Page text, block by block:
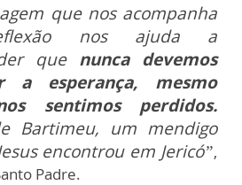
que nos acompanha
nos ajuda a
que nunca devemos
a esperança, mesmo
sentimos perdidos.
Bartimeu, um mendigo
encontrou em Jericó”,
Padre.